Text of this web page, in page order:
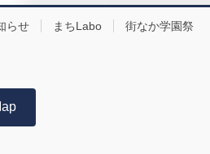
らせ まちLabo
街なか学園祭